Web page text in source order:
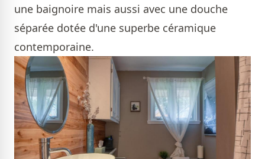
une baignoire mais aussi avec une douche
séparée dotée d'une superbe céramique
contemporaine.